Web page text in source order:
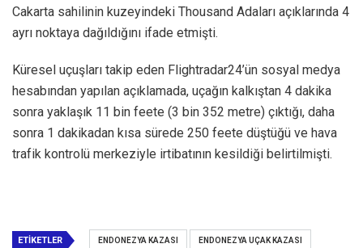
Cakarta sahilinin kuzeyindeki Thousand Adaları açıklarında 4
ayrı noktaya dağıldığını ifade etmişti.
Küresel uçuşları takip eden Flightradar24’ün sosyal medya
hesabından yapılan açıklamada, uçağın kalkıştan 4 dakika
sonra yaklaşık 11 bin feete (3 bin 352 metre) çıktığı, daha
sonra 1 dakikadan kısa sürede 250 feete düştüğü ve hava
trafik kontrolü merkeziyle irtibatının kesildiği belirtilmişti.
ETIKETLER ENDONEZYA KAZASI ENDONEZYA UÇAK KAZASI